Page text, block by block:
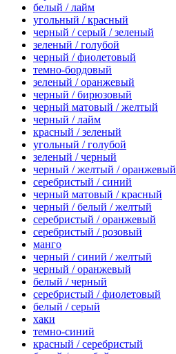
белый / лайм
угольный / красный
черный / серый / зеленый
зеленый / голубой
черный / фиолетовый
темно-бордовый
зеленый / оранжевый
черный / бирюзовый
черный матовый / желтый
черный / лайм
красный / зеленый
угольный / голубой
зеленый / черный
черный / желтый / оранжевый
серебристый / синий
черный матовый / красный
черный / белый / желтый
серебристый / оранжевый
серебристый / розовый
манго
черный / синий / желтый
черный / оранжевый
белый / черный
серебристый / фиолетовый
белый / серый
хаки
темно-синий
красный / серебристый